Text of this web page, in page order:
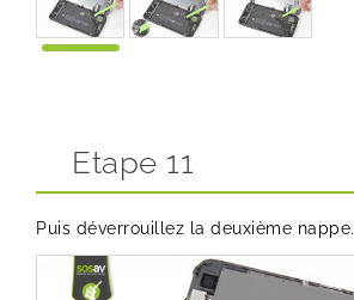
Etape 11
Puis déverrouillez la deuxième nappe.